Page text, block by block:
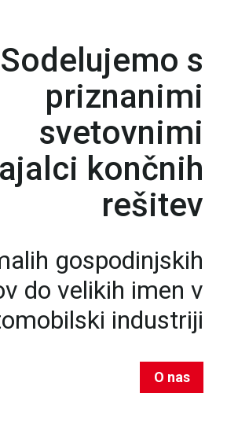
Sodelujemo s
priznanimi
svetovnimi
končnih
rešitev
gospodinjskih
do velikih imen v
industriji
O nas